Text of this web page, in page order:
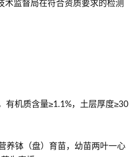
监督局在符合资质要求的检测
有机质含量≥1.1%，土层厚度≥30
养钵（盘）育苗，幼苗两叶一心